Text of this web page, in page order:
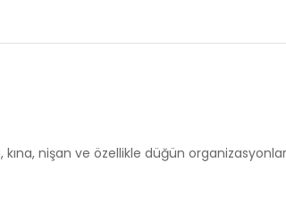
kına, nişan ve özellikle düğün